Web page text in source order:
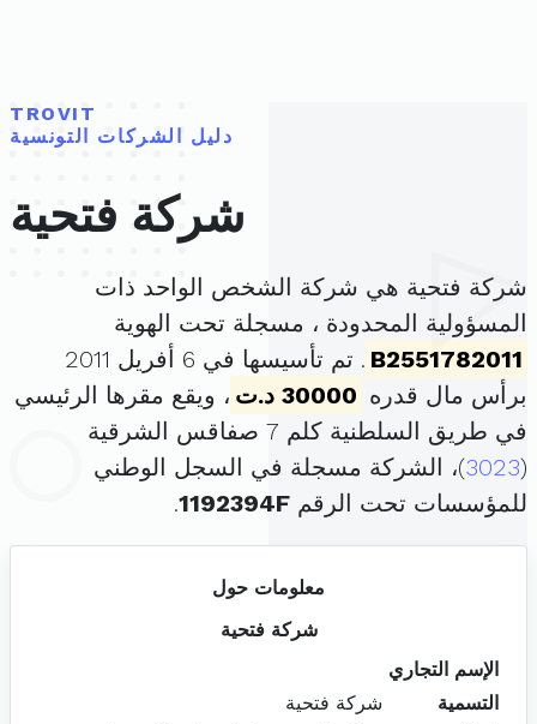
TROVIT
دليل الشركات التونسية
شركة فتحية
شركة فتحية هي شركة الشخص الواحد ذات
المسؤولية المحدودة ، مسجلة تحت الهوية
B2551782011
. تم تأسيسها في 6 أفريل 2011
برأس مال قدره 30000 د.ت
، ويقع مقرها الرئيسي
في طريق السلطنية كلم 7 صفاقس الشرقية
(
3023)، الشركة مسجلة في السجل الوطني
للمؤسسات تحت الرقم 1192394F
.
معلومات حول
شركة فتحية
الإسم التجاري
التسمية
شركة فتحية